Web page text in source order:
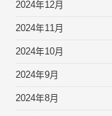
2024年12月
2024年11月
2024年10月
2024年9月
2024年8月